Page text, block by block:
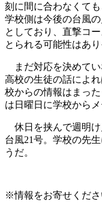
刻に間に合わなくて
学校側は今後の台風
としており、直撃コ
とられる可能性はあり
まだ対応を決めてい
高校の生徒の話によ
校からの情報はまっ
は日曜日に学校から
休日を挟んで週明け
台風21号。学校の先
うだ。
※情報をお寄せくださ